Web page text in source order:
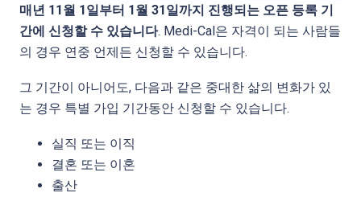
매년 11월 1일부터 1월 31일까지 진행되는 오픈 등록 기
간에 신청할 수 있습니다. Medi-Cal은 자격이 되는 사람들
의 경우 연중 언제든 신청할 수 있습니다.
그 기간이 아니어도, 다음과 같은 중대한 삶의 변화가 있
는 경우 특별 가입 기간동안 신청할 수 있습니다.
실직 또는 이직
결혼 또는 이혼
출산